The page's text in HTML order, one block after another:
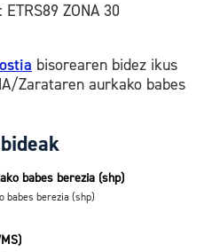
ZONA 30
bisorearen bidez ikus
Zarataren aurkako babes
babes berezia (shp)
babes berezia (shp)